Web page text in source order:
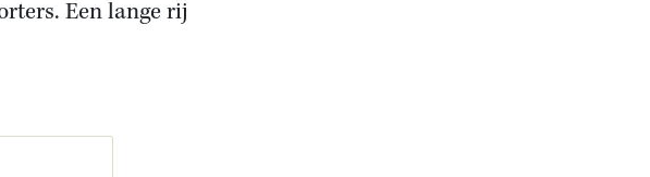
Een lange rij